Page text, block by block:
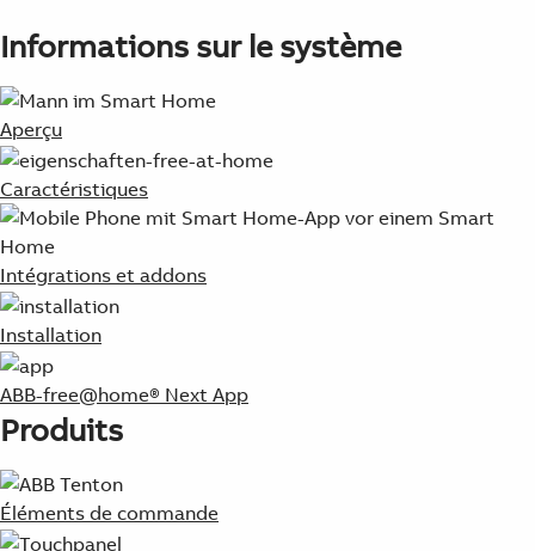
Informations sur le système
Aperçu
Caractéristiques
Intégrations et addons
Installation
ABB-free@home® Next App
Produits
Éléments de commande